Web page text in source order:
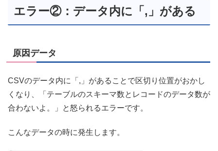
エラー②：データ内に「,」がある
原因データ
CSVのデータ内に「,」があることで区切り位置がおかし
くなり、「テーブルのスキーマ数とレコードのデータ数が
合わないよ。」と怒られるエラーです。
こんなデータの時に発生します。